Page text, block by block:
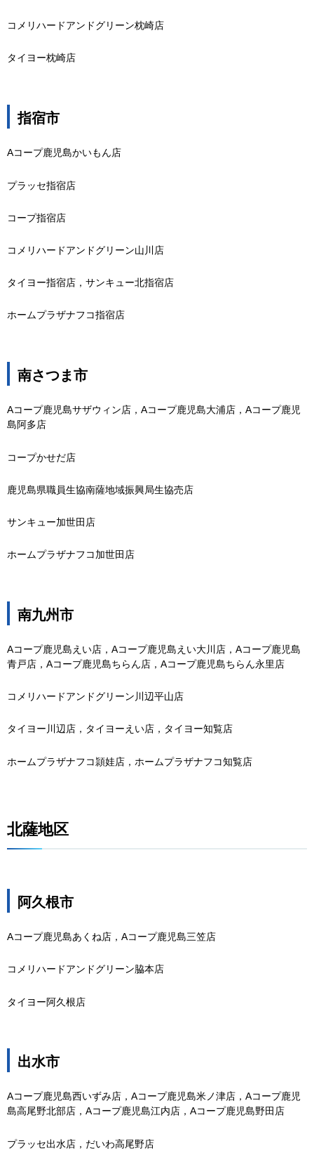
コメリハードアンドグリーン枕崎店
タイヨー枕崎店
指宿市
Aコープ鹿児島かいもん店
プラッセ指宿店
コープ指宿店
コメリハードアンドグリーン山川店
タイヨー指宿店，サンキュー北指宿店
ホームプラザナフコ指宿店
南さつま市
Aコープ鹿児島サザウィン店，Aコープ鹿児島大浦店，Aコープ鹿児
島阿多店
コープかせだ店
鹿児島県職員生協南薩地域振興局生協売店
サンキュー加世田店
ホームプラザナフコ加世田店
南九州市
Aコープ鹿児島えい店，Aコープ鹿児島えい大川店，Aコープ鹿児島
青戸店，Aコープ鹿児島ちらん店，Aコープ鹿児島ちらん永里店
コメリハードアンドグリーン川辺平山店
タイヨー川辺店，タイヨーえい店，タイヨー知覧店
ホームプラザナフコ頴娃店，ホームプラザナフコ知覧店
北薩地区
阿久根市
Aコープ鹿児島あくね店，Aコープ鹿児島三笠店
コメリハードアンドグリーン脇本店
タイヨー阿久根店
出水市
Aコープ鹿児島西いずみ店，Aコープ鹿児島米ノ津店，Aコープ鹿児
島高尾野北部店，Aコープ鹿児島江内店，Aコープ鹿児島野田店
プラッセ出水店，だいわ高尾野店